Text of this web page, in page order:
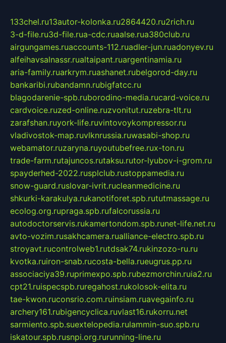
133chel.ru13autor-kolonka.ru2864420.ru2rich.ru
3-d-file.ru3d-file.rua-cdc.ruaalse.rua380club.ru
airgungames.ruaccounts-112.ruadler-jun.ruadonyev.ru
alfeihavsalnassr.rualtaipant.ruargentinamia.ru
aria-family.ruarkrym.ruashanet.rubelgorod-day.ru
bankaribi.rubandamn.rubigfatcc.ru
blagodarenie-spb.ruborodino-media.rucard-voice.ru
cardvoice.ruzed-online.ruzvonitut.ruzebra-tlt.ru
zarafshan.ruyork-life.ruvintovoykompressor.ru
vladivostok-map.ruvlknrussia.ruwasabi-shop.ru
webamator.ruzaryna.ruyoutubefree.rux-ton.ru
trade-farm.rutajuncos.rutaksu.rutor-lyubov-i-grom.ru
spayderhed-2022.rusplclub.rustoppamedia.ru
snow-guard.ruslovar-ivrit.rucleanmedicine.ru
shkurki-karakulya.rukanotiforet.spb.rututmassage.ru
ecolog.org.rupraga.spb.rufalcorussia.ru
autodoctorservis.rukamertondom.spb.runet-life.net.ru
avto-vozim.rusakhcamera.rualliance-electro.spb.ru
stroyavt.rucontrolweb1.rutdsak74.rukinzozo-ru.ru
kvotka.ruiron-snab.rucosta-bella.rueugrus.pp.ru
associaciya39.ruprimexpo.spb.rubezmorchin.ruia2.ru
cpt21.ruispecspb.ruregahost.rukolosok-elita.ru
tae-kwon.ruconsrio.com.ruinsiam.ruavegainfo.ru
archery161.rubigencyclica.ruvlast16.rukorru.net
sarmiento.spb.suextelopedia.rulammin-suo.spb.ru
iskatour.spb.rusnpi.org.rurunning-line.ru